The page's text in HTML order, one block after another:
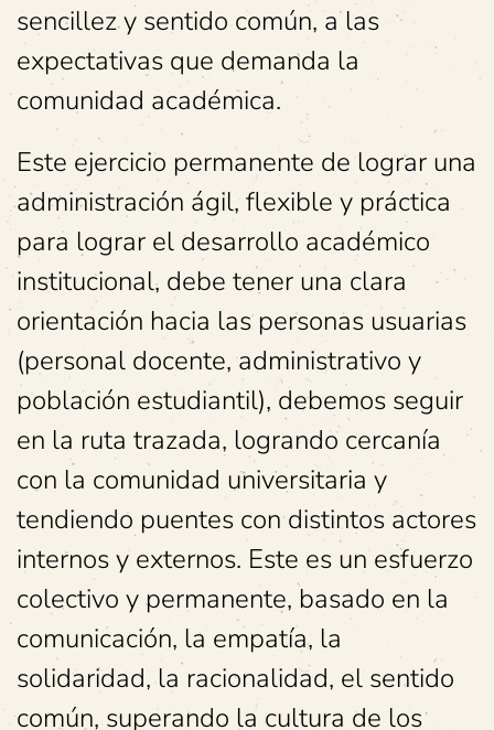
sencillez y sentido común, a las
expectativas que demanda la
comunidad académica.
Este ejercicio permanente de lograr una
administración ágil, flexible y práctica
para lograr el desarrollo académico
institucional, debe tener una clara
orientación hacia las personas usuarias
(personal docente, administrativo y
población estudiantil), debemos seguir
en la ruta trazada, logrando cercanía
con la comunidad universitaria y
tendiendo puentes con distintos actores
internos y externos. Este es un esfuerzo
colectivo y permanente, basado en la
comunicación, la empatía, la
solidaridad, la racionalidad, el sentido
común, superando la cultura de los